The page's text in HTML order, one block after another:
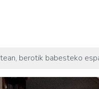
berotik babesteko